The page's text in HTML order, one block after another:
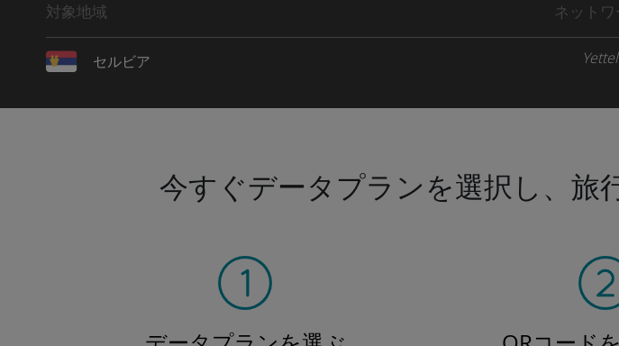
対象地域 ネットワ
セルビア Yettel
今すぐデータプランを選択し、旅